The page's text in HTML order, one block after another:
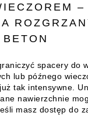
–
spacery do
lub późnego
tak intensywne.
nawierzchnie
masz dostęp do